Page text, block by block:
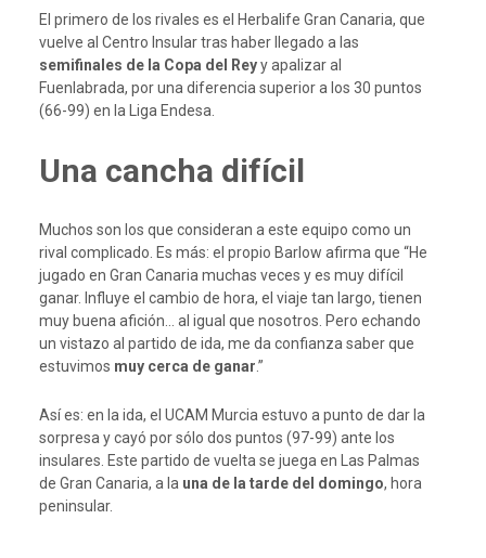
El primero de los rivales es el Herbalife Gran Canaria, que
vuelve al Centro Insular tras haber llegado a las
semifinales de la Copa del Reyy apalizar al
Fuenlabrada, por una diferencia superior a los 30 puntos
(66-99) en la Liga Endesa.
Una cancha difícil
Muchos son los que consideran a este equipo como un
rival complicado. Es más: el propio Barlow afirma que “He
jugado en Gran Canaria muchas veces y es muy difícil
ganar. Influye el cambio de hora, el viaje tan largo, tienen
muy buena afición… al igual que nosotros. Pero echando
un vistazo al partido de ida, me da confianza saber que
estuvimos muy cerca de ganar.”
Así es: en la ida, el UCAM Murcia estuvo a punto de dar la
sorpresa y cayó por sólo dos puntos (97-99) ante los
insulares. Este partido de vuelta se juega en Las Palmas
de Gran Canaria, a la una de la tarde del domingo, hora
peninsular.